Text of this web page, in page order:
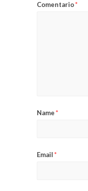
Comentario*
Name*
Email*